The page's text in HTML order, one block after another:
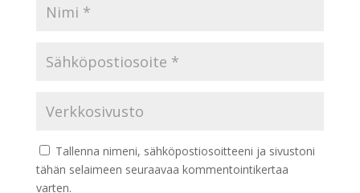
Tallenna nimeni, sähköpostiosoitteeni ja sivustoni
tähän selaimeen seuraavaa kommentointikertaa
varten.